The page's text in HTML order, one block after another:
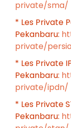
private/sma/
* Les Private
Pekanbaru:
private/
* Les Private
Pekanbaru:
private/ipdn/
* Les Private
Pekanbaru: